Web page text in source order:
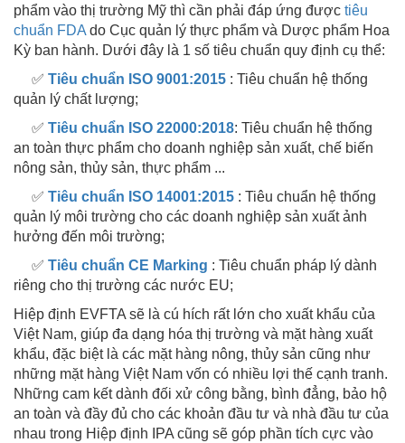
phẩm vào thị trường Mỹ thì cần phải đáp ứng được tiêu
chuẩn FDA do Cục quản lý thực phẩm và Dược phẩm Hoa
Kỳ ban hành. Dưới đây là 1 số tiêu chuẩn quy định cụ thể:
✅ Tiêu chuẩn ISO 9001:2015 : Tiêu chuẩn hệ thống
quản lý chất lượng;
✅ Tiêu chuẩn ISO 22000:2018: Tiêu chuẩn hệ thống
an toàn thực phẩm cho doanh nghiệp sản xuất, chế biến
nông sản, thủy sản, thực phẩm ...
✅ Tiêu chuẩn ISO 14001:2015 : Tiêu chuẩn hệ thống
quản lý môi trường cho các doanh nghiệp sản xuất ảnh
hưởng đến môi trường;
✅ Tiêu chuẩn CE Marking : Tiêu chuẩn pháp lý dành
riêng cho thị trường các nước EU;
Hiệp định EVFTA sẽ là cú hích rất lớn cho xuất khẩu của
Việt Nam, giúp đa dạng hóa thị trường và mặt hàng xuất
khẩu, đặc biệt là các mặt hàng nông, thủy sản cũng như
những mặt hàng Việt Nam vốn có nhiều lợi thế cạnh tranh.
Những cam kết dành đối xử công bằng, bình đẳng, bảo hộ
an toàn và đầy đủ cho các khoản đầu tư và nhà đầu tư của
nhau trong Hiệp định IPA cũng sẽ góp phần tích cực vào